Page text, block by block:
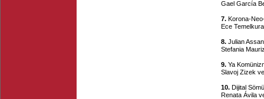
Gael García
7. Korona-
Ece
8. Julian
Stefania
9. Ya
Slavoj Zizek
10. Dijital
Renata Ávila